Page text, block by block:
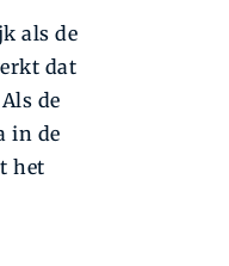
als de
dat
de
in de
het